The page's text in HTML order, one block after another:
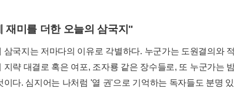
재미를 더한 오늘의 삼국지"
삼국지는 저마다의 이유로 각별하다. 누군가는 도원결의와
지략 대결로 혹은 여포, 조자룡 같은 장수들로, 또 누군가는
이다. 심지어는 나처럼 '열 권'으로 기억하는 독자들도 분명